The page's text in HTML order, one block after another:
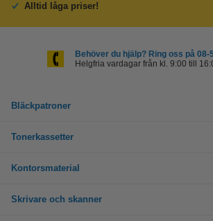
Alltid låga priser!
Behöver du hjälp? Ring oss på 08-
Helgfria vardagar från kl. 9:00 till
Bläckpatroner
Tonerkassetter
Kontorsmaterial
Skrivare och skanner